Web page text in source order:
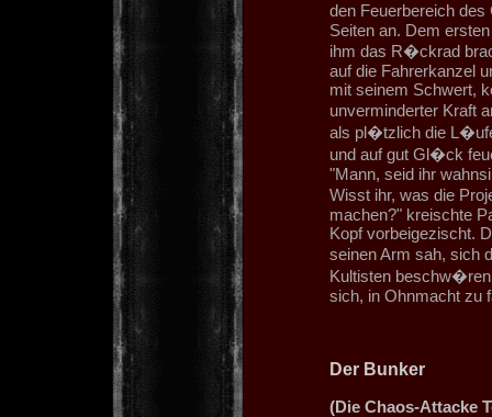
den Feuerbereich
Seiten an. Dem
ihm das R�ckrad
auf die Fahrerkanzel
mit seinem Schwert,
unverminderter Kraft
als pl�tzlich die
und auf gut Gl�ck
"Mann, seid ihr
Wisst ihr, was die
machen?" kreischte
Kopf vorbeigezischt.
seinen Arm sah, sich
Kultisten
sich, in Ohnmacht zu
Der Bunker
(Die Chaos-Attacke